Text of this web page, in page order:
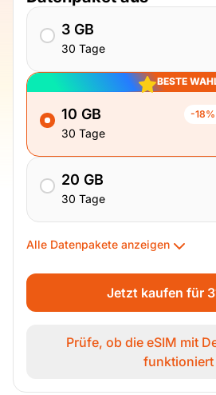
3 GB
30 Tage
BESTE
10 GB
30 Tage
-
20 GB
30 Tage
Alle Datenpakete anzeigen
Jetzt kaufen für
Prüfe, ob die eSIM mit
funktioniert